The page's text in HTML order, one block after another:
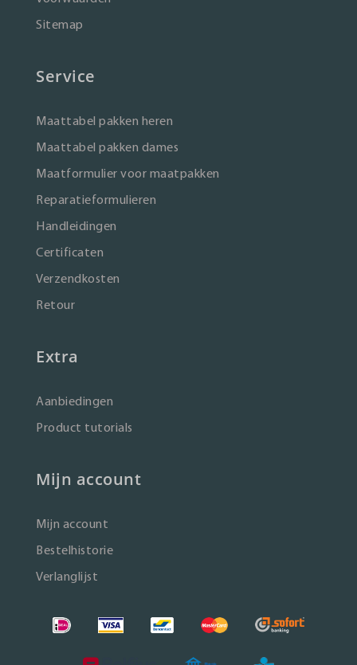
Sitemap
Service
Maattabel pakken heren
Maattabel pakken dames
Maatformulier voor maatpakken
Reparatieformulieren
Handleidingen
Certificaten
Verzendkosten
Retour
Extra
Aanbiedingen
Product tutorials
Mijn account
Mijn account
Bestelhistorie
Verlanglijst